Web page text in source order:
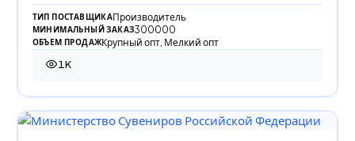
ТИП ПОСТАВЩИКАПроизводитель
МИНИМАЛЬНЫЙ ЗАКАЗ300000
ОБЪЕМ ПРОДАЖКрупный опт, Мелкий опт
1K
1 002 просмотра